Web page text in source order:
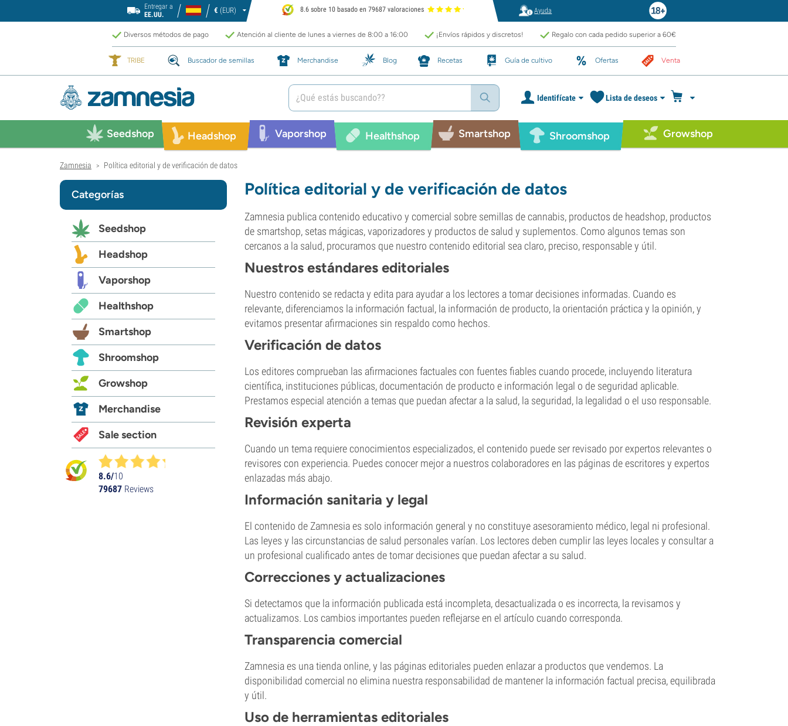
Entregar a
EE.UU.
€ (EUR) 8.6 sobre 10 basado en 79687 valoraciones Ayuda
Diversos métodos de pago Atención al cliente de lunes a viernes de 8:00 a 16:00 ¡Envíos rápidos y discretos! Regalo con cada pedido superior a 60€
TRIBE Buscador de semillas Merchandise Blog Recetas Guía de cultivo Ofertas Venta
Identifícate Lista de deseos
Seedshop Headshop Vaporshop Healthshop Smartshop Shroomshop Growshop
Zamnesia > Política editorial y de verificación de datos
Política editorial y de verificación de datos
Zamnesia publica contenido educativo y comercial sobre semillas de cannabis, productos de headshop, productos
de smartshop, setas mágicas, vaporizadores y productos de salud y suplementos. Como algunos temas son
cercanos a la salud, procuramos que nuestro contenido editorial sea claro, preciso, responsable y útil.
Nuestros estándares editoriales
Nuestro contenido se redacta y edita para ayudar a los lectores a tomar decisiones informadas. Cuando es
relevante, diferenciamos la información factual, la información de producto, la orientación práctica y la opinión, y
evitamos presentar afirmaciones sin respaldo como hechos.
Verificación de datos
Los editores comprueban las afirmaciones factuales con fuentes fiables cuando procede, incluyendo literatura
científica, instituciones públicas, documentación de producto e información legal o de seguridad aplicable.
Prestamos especial atención a temas que puedan afectar a la salud, la seguridad, la legalidad o el uso responsable.
Revisión experta
Cuando un tema requiere conocimientos especializados, el contenido puede ser revisado por expertos relevantes o
revisores con experiencia. Puedes conocer mejor a nuestros colaboradores en las páginas de escritores y expertos
enlazadas más abajo.
Información sanitaria y legal
El contenido de Zamnesia es solo información general y no constituye asesoramiento médico, legal ni profesional.
Las leyes y las circunstancias de salud personales varían. Los lectores deben cumplir las leyes locales y consultar a
un profesional cualificado antes de tomar decisiones que puedan afectar a su salud.
Correcciones y actualizaciones
Si detectamos que la información publicada está incompleta, desactualizada o es incorrecta, la revisamos y
actualizamos. Los cambios importantes pueden reflejarse en el artículo cuando corresponda.
Transparencia comercial
Zamnesia es una tienda online, y las páginas editoriales pueden enlazar a productos que vendemos. La
disponibilidad comercial no elimina nuestra responsabilidad de mantener la información factual precisa, equilibrada
y útil.
Uso de herramientas editoriales
Categorías
Seedshop
Headshop
Vaporshop
Healthshop
Smartshop
Shroomshop
Growshop
Merchandise
Sale section
8.6/10
79687 Reviews